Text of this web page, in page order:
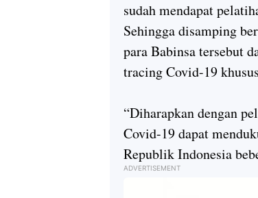
sudah mendapat
Sehingga disamping
para Babinsa tersebut
tracing Covid-19
“Diharapkan dengan
Covid-19 dapat
Republik Indonesia
ADVERTISEMENT